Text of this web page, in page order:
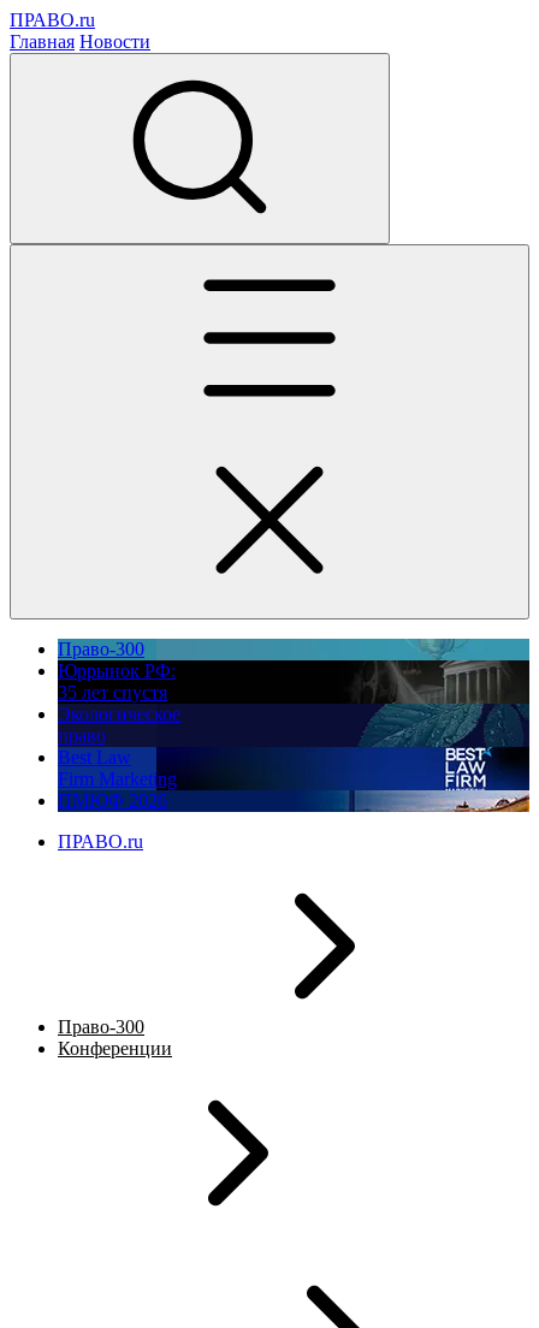
ПРАВО.ru
Главная Новости
Право-300
Юррынок РФ:
35 лет спустя
Экологическое
право
Best Law
Firm Marketing
ПМЮФ 2026
ПРАВО.ru
Право-300
Конференции